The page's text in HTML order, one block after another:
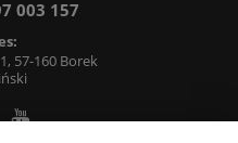
003 157
57-160 Borek